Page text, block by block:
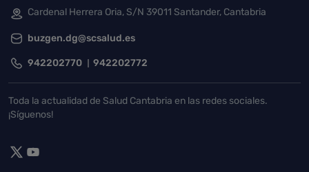
Cardenal Herrera Oria, S/N 39011 Santander, Cantabria
buzgen.dg@scsalud.es
942202770 942202772
Toda la actualidad de Salud Cantabria en las redes sociales.
¡Síguenos!